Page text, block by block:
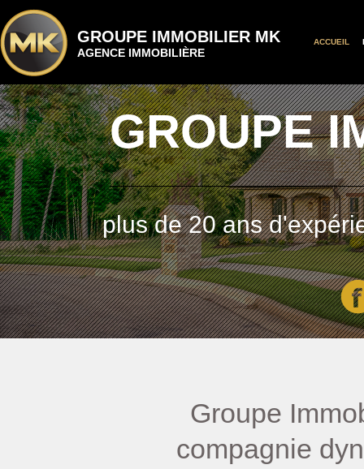
GROUPE IMMOBILIER MK
AGENCE IMMOBILIÈRE
ACCUEIL
GROUPE
plus de 20 ans
Groupe
compagnie